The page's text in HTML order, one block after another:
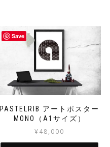
Save
PASTELRIB アートポスター
MONO（A1サイズ）
¥48,000